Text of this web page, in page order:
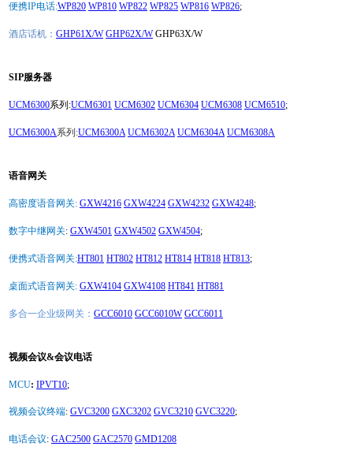
便携IP电话:WP820 WP810 WP822 WP825 WP816 WP826;
酒店话机： GHP61X/W GHP62X/WGHP63X/W
SIP服务器
UCM6300系列:UCM6301 UCM6302 UCM6304 UCM6308 UCM6510;
UCM6300A系列:UCM6300A UCM6302A UCM6304A UCM6308A
语音网关
高密度语音网关: GXW4216 GXW4224 GXW4232 GXW4248;
数字中继网关: GXW4501 GXW4502 GXW4504;
便携式语音网关:HT801 HT802 HT812 HT814 HT818 HT813;
桌面式语音网关: GXW4104 GXW4108 HT841 HT881
多合一企业级网关： GCC6010 GCC6010W GCC6011
视频会议&会议电话
MCU: IPVT10;
视频会议终端: GVC3200 GXC3202 GVC3210 GVC3220;
电话会议: GAC2500 GAC2570 GMD1208